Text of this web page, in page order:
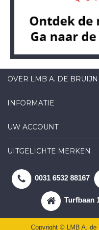
OVER LMB A. DE BRUIJN
INFORMATIE
UW ACCOUNT
UITGELICHTE MERKEN
0031 6532 88167
Turfbaan
Copyright © LMB A. de